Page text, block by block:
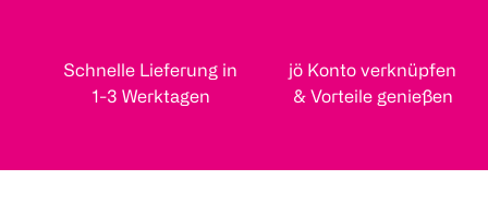
Schnelle Lieferung in
1-3 Werktagen
jö Konto verknüpfen
& Vorteile genießen